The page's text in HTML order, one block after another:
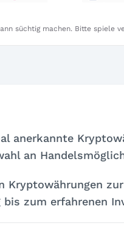
süchtig machen. Bitte spiele
anerkannte
an
Kryptowährungen
zum erfahrenen